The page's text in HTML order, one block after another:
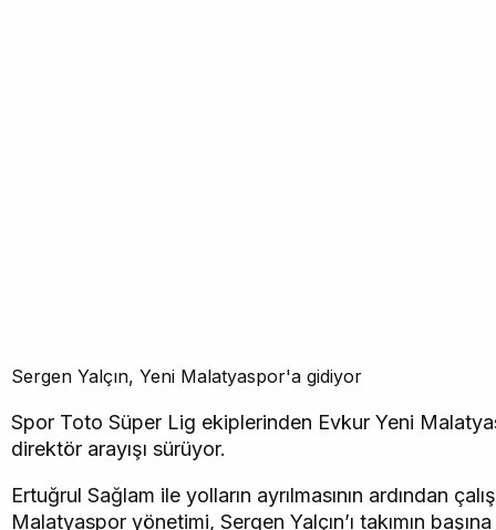
Sergen Yalçın, Yeni Malatyaspor'a gidiyor
Spor Toto Süper Lig ekiplerinden Evkur Yeni
direktör arayışı sürüyor.
Ertuğrul Sağlam ile yolların ayrılmasının ardından
Malatyaspor yönetimi, Sergen Yalçın’ı takımın